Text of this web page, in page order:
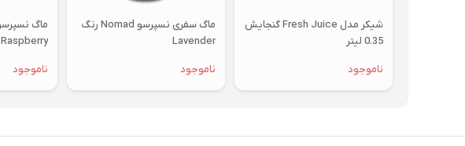
شیکر مدل Fresh Juice گنجایش
0.35 لیتر
ناموجود
ماگ سفری نسپرسو Nomad رنگ
Lavender
ناموجود
Raspberry
ناموجود